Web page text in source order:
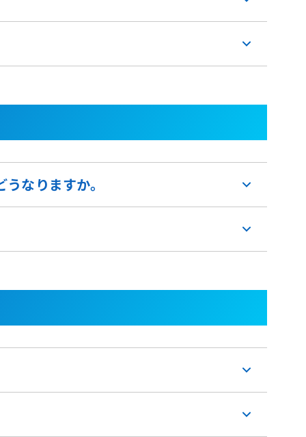
なりますか。